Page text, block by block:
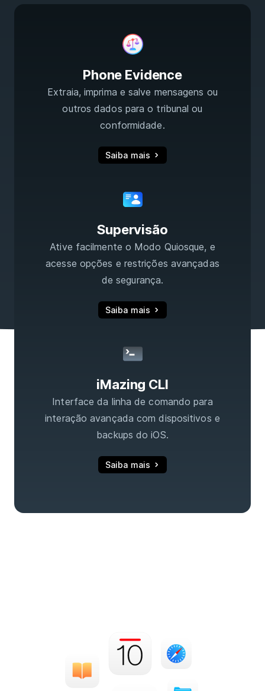
Phone Evidence
Extraia, imprima e salve mensagens ou
outros dados para o tribunal ou
conformidade.
Saiba mais
Supervisão
Ative facilmente o Modo Quiosque, e
acesse opções e restrições avançadas
de segurança.
Saiba mais
iMazing CLI
Interface da linha de comando para
interação avançada com dispositivos e
backups do iOS.
Saiba mais